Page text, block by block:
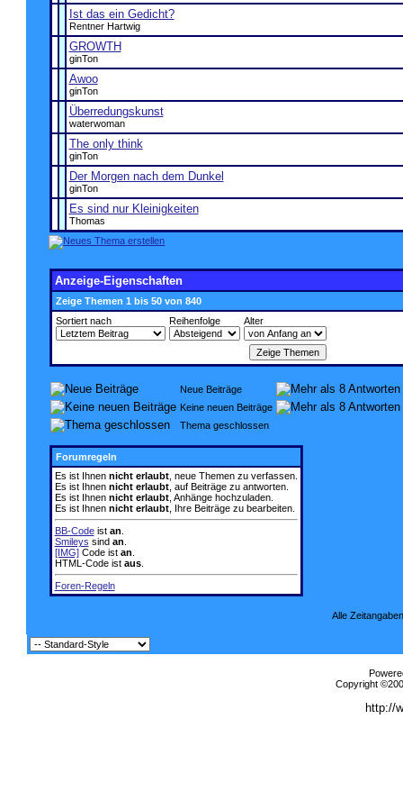
Ist das ein Gedicht?
Rentner Hartwig
GROWTH
ginTon
Awoo
ginTon
Überredungskunst
waterwoman
The only think
ginTon
Der Morgen nach dem Dunkel
ginTon
Es sind nur Kleinigkeiten
Thomas
Anzeige-Eigenschaften
Zeige Themen 1 bis 50 von 840
Sortiert nach
Reihenfolge Alter
Neue Beiträge
Keine neuen Beiträge
Thema geschlossen
Forumregeln
Es ist Ihnen nicht erlaubt, neue Themen zu verfassen.
Es ist Ihnen nicht erlaubt, auf Beiträge zu antworten.
Es ist Ihnen nicht erlaubt, Anhänge hochzuladen.
Es ist Ihnen nicht erlaubt, Ihre Beiträge zu bearbeiten.
BB-Codeist an
Smileys sind an
[IMG]Code ist an
HTML-Code ist aus.
Foren-Regeln
Alle
Copyright
http://